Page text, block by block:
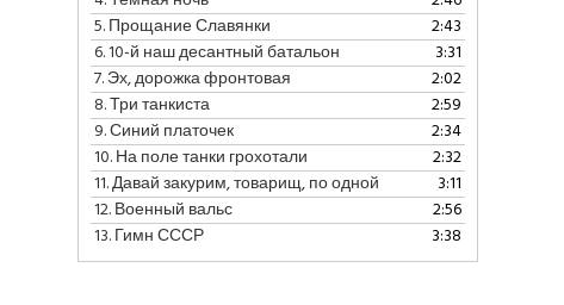
или
уменьшить
громкость.
5.Прощание Славянки
2:43
6.10-й наш десантный батальон
3:31
7.Эх, дорожка фронтовая
2:02
8.Три танкиста
2:59
9.Синий платочек
2:34
10.На поле танки грохотали
2:32
11.Давай закурим, товарищ, по одной
3:11
12.Военный вальс
2:56
13.Гимн СССР 3:38